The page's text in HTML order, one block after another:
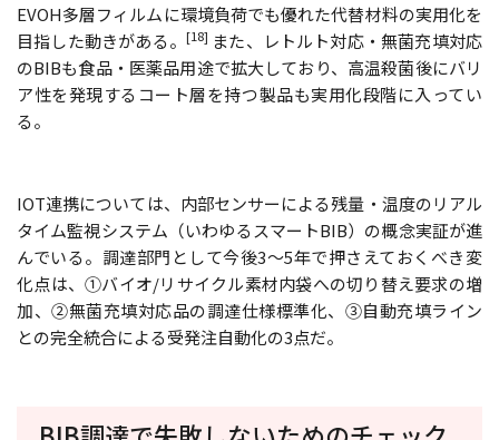
EVOH多層フィルムに環境負荷でも優れた代替材料の実用化を
目指した動きがある。 [18] また、レトルト対応・無菌充填対応
のBIBも食品・医薬品用途で拡大しており、高温殺菌後にバリ
ア性を発現するコート層を持つ製品も実用化段階に入ってい
る。
IOT連携については、内部センサーによる残量・温度のリアル
タイム監視システム（いわゆるスマートBIB）の概念実証が進
んでいる。調達部門として今後3〜5年で押さえておくべき変
化点は、①バイオ/リサイクル素材内袋への切り替え要求の増
加、②無菌充填対応品の調達仕様標準化、③自動充填ライン
との完全統合による受発注自動化の3点だ。